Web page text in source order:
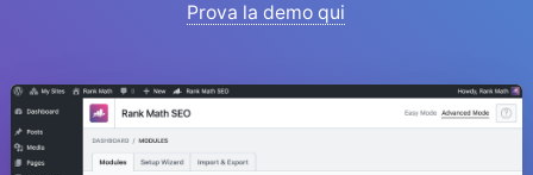
Prova la demo qui